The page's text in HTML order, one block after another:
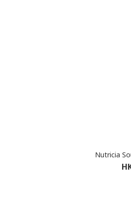
Nutricia